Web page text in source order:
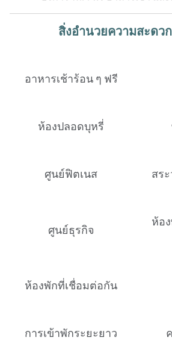
สิ่งอํานวยความสะดว
อาหารเช้าร้อน ๆ ฟรี
ห้องปลอดบุหรี่
ศูนย์ฟิตเนส สร
ศูนย์ธุรกิจ
ห้อ
ห้องพักที่เชื่อมต่อกัน
การเข้าพักระยะยาว